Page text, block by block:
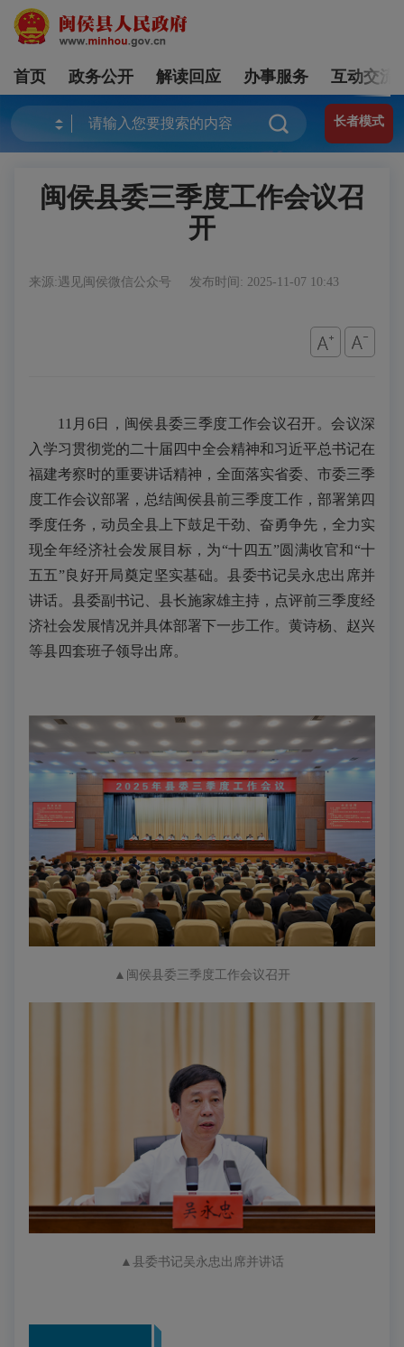
首页 政务公开 解读回应 办事服务 互动交流
长者模式
闽侯县委三季度工作会议召
开
来源:遇见闽侯微信公众号 发布时间: 2025-11-07 10:43
11月6日，闽侯县委三季度工作会议召开。会议深
入学习贯彻党的二十届四中全会精神和习近平总书记在
福建考察时的重要讲话精神，全面落实省委、市委三季
度工作会议部署，总结闽侯县前三季度工作，部署第四
季度任务，动员全县上下鼓足干劲、奋勇争先，全力实
现全年经济社会发展目标，为“十四五”圆满收官和“十
五五”良好开局奠定坚实基础。县委书记吴永忠出席并
讲话。县委副书记、县长施家雄主持，点评前三季度经
济社会发展情况并具体部署下一步工作。黄诗杨、赵兴
等县四套班子领导出席。
▲ 闽侯县委三季度工作会议召开
▲ 县委书记吴永忠出席并讲话